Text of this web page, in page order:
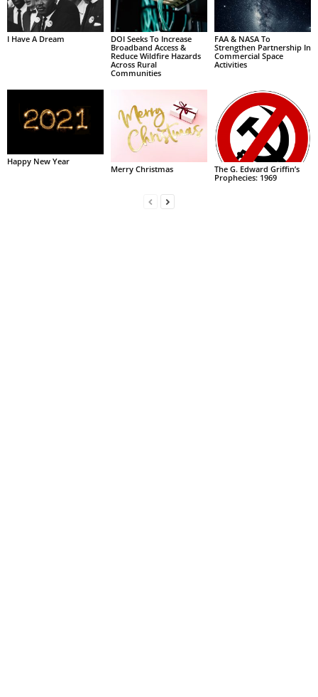
I Have A Dream
DOI Seeks To Increase
Broadband Access &
Reduce Wildfire Hazards
Across Rural
Communities
FAA & NASA To
Strengthen Partnership In
Commercial Space
Activities
Happy New Year
Merry Christmas
The G. Edward Griffin’s
Prophecies: 1969